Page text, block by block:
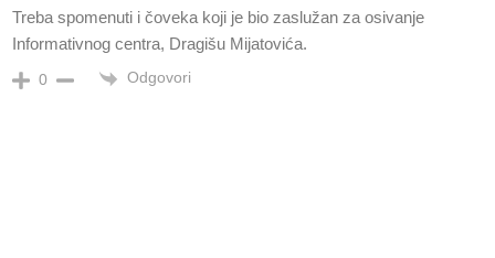
Treba spomenuti i čoveka koji je bio zaslužan za osivanje
Informativnog centra, Dragišu Mijatovića.
0 Odgovori